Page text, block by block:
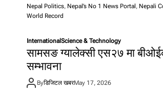
Nepal Politics, Nepal’s No 1 News Portal , Nepali
World Record
InternationalScience & Technology
सामसङ ग्यालेक्सी एस२७ मा
सम्भावना
Byडिजिटल खबरMay 17, 2026